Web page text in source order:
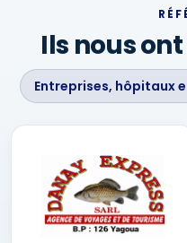
Ils nous
Entreprises, hôpitaux